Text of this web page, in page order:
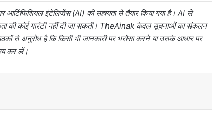
आर्टिफिशियल इंटेलिजेंस (AI) की सहायता से तैयार किया गया है। AI से
की कोई गारंटी नहीं दी जा सकती। TheAinak केवल सूचनाओं का संकलन
से अनुरोध है कि किसी भी जानकारी पर भरोसा करने या उसके आधार पर
कर लें।